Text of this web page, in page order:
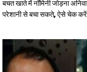
बचत खाते में नॉमिनी जोड़ना
परेशानी से बचा सकते, ऐसे चेक